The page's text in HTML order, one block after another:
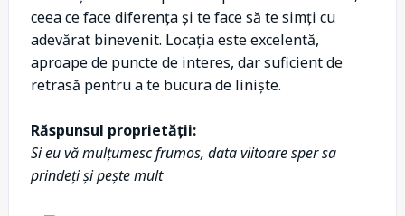
ceea ce face diferența și te face să te simți cu
adevărat binevenit. Locația este excelentă,
aproape de puncte de interes, dar suficient de
retrasă pentru a te bucura de liniște.
Răspunsul proprietății:
Si eu vă mulțumesc frumos, data viitoare sper sa
prindeți și pește mult